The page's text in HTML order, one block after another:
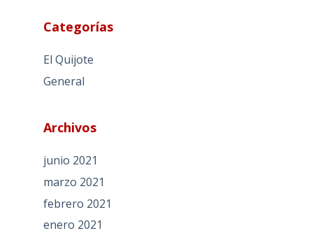
Categorías
El Quijote
General
Archivos
junio 2021
marzo 2021
febrero 2021
enero 2021